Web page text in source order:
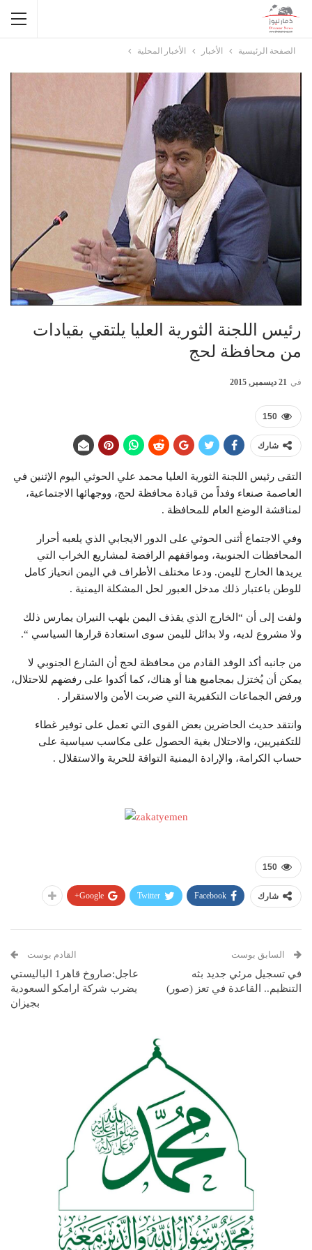
الصفحة الرئيسية الأخبار الأخبار المحلية
رئيس اللجنة الثورية العليا يلتقي بقيادات
من محافظة لحج
في 21 ديسمبر, 2015
150
شارك
التقى رئيس اللجنة الثورية العليا محمد علي الحوثي اليوم الإثنين في
العاصمة صنعاء وفداً من قيادة محافظة لحج، ووجهائها الاجتماعية،
لمناقشة الوضع العام للمحافظة .
وفي الاجتماع أثنى الحوثي على الدور الايجابي الذي يلعبه أحرار
المحافظات الجنوبية، ومواقفهم الرافضة لمشاريع الخراب التي
يريدها الخارج لليمن. ودعا مختلف الأطراف في اليمن انحياز كامل
للوطن باعتبار ذلك مدخل العبور لحل المشكلة اليمنية .
ولفت إلى أن “الخارج الذي يقذف اليمن بلهب النيران يمارس ذلك
ولا مشروع لديه، ولا بدائل لليمن سوى استعادة قرارها السياسي “.
من جانبه أكد الوفد القادم من محافظة لحج أن الشارع الجنوبي لا
يمكن أن يُختزل بمجاميع هنا أو هناك، كما أكدوا على رفضهم للاحتلال،
ورفض الجماعات التكفيرية التي ضربت الأمن والاستقرار .
وانتقد حديث الحاضرين بعض القوى التي تعمل على توفير غطاء
للتكفيريين، والاحتلال بغية الحصول على مكاسب سياسية على
حساب الكرامة، والإرادة اليمنية التواقة للحرية والاستقلال .
150
شارك Facebook
Twitter
Google+
السابق بوست
في تسجيل مرئي جديد بثه
التنظيم.. القاعدة في تعز (صور)
القادم بوست
عاجل:صاروخ قاهر1 الباليستي
يضرب شركة ارامكو السعودية
بجيزان